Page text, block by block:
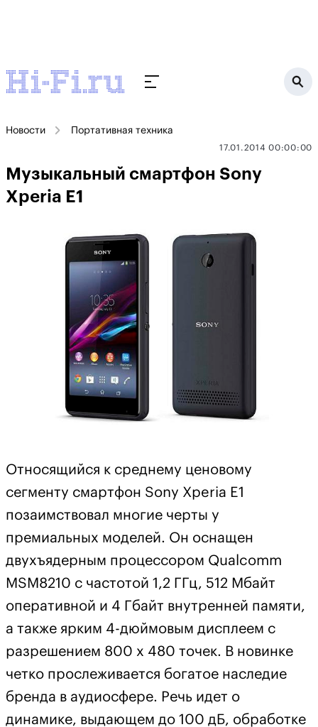
Новости Портативная техника
17.01.2014 00:00:00
Музыкальный смартфон Sony
Xperia E1
Относящийся к среднему ценовому
сегменту смартфон Sony Xperia E1
позаимствовал многие черты у
премиальных моделей. Он оснащен
двухъядерным процессором Qualcomm
MSM8210 с частотой 1,2 ГГц, 512 Мбайт
оперативной и 4 Гбайт внутренней памяти,
а также ярким 4-дюймовым дисплеем с
разрешением 800 x 480 точек. В новинке
четко прослеживается богатое наследие
бренда в аудиосфере. Речь идет о
динамике, выдающем до 100 дБ, обработке